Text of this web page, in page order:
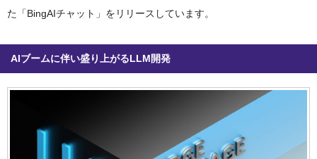
た「BingAIチャット」をリリースしています。
AIブームに伴い盛り上がるLLM開発